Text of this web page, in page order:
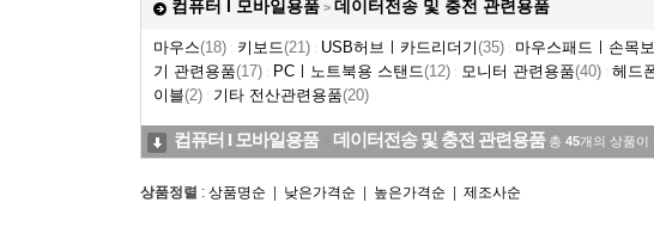
컴퓨터 l 모바일용품 > 데이터전송 및 충전 관련용품
마우스(18) : 키보드(21) : USB허브ㅣ카드리더기 (35) : 마우스패드ㅣ손목
기 관련용품(17) : PCㅣ노트북용 스탠드(12) : 모니터 관련용품(40) : 헤드
이블(2) : 기타 전산관련용품(20)
컴퓨터 l 모바일용품> 데이터전송 및 충전 관련용품 총 45개의 상품이
상품정렬 : 상품명순 낮은가격순 높은가격순 제조사순